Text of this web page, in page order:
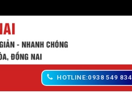
HOTLINE:0938 549 834